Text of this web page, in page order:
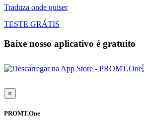
Traduza onde quiser
TESTE GRÁTIS
Baixe nosso aplicativo é gratuito
×
PROMT.One